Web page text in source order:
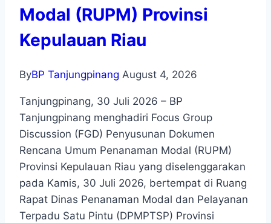
Modal (RUPM) Provinsi
Kepulauan Riau
ByBP Tanjungpinang August 4, 2026
Tanjungpinang, 30 Juli 2026 – BP
Tanjungpinang menghadiri Focus Group
Discussion (FGD) Penyusunan Dokumen
Rencana Umum Penanaman Modal (RUPM)
Provinsi Kepulauan Riau yang diselenggarakan
pada Kamis, 30 Juli 2026, bertempat di Ruang
Rapat Dinas Penanaman Modal dan Pelayanan
Terpadu Satu Pintu (DPMPTSP) Provinsi